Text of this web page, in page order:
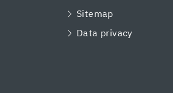
Sitemap
Data privacy